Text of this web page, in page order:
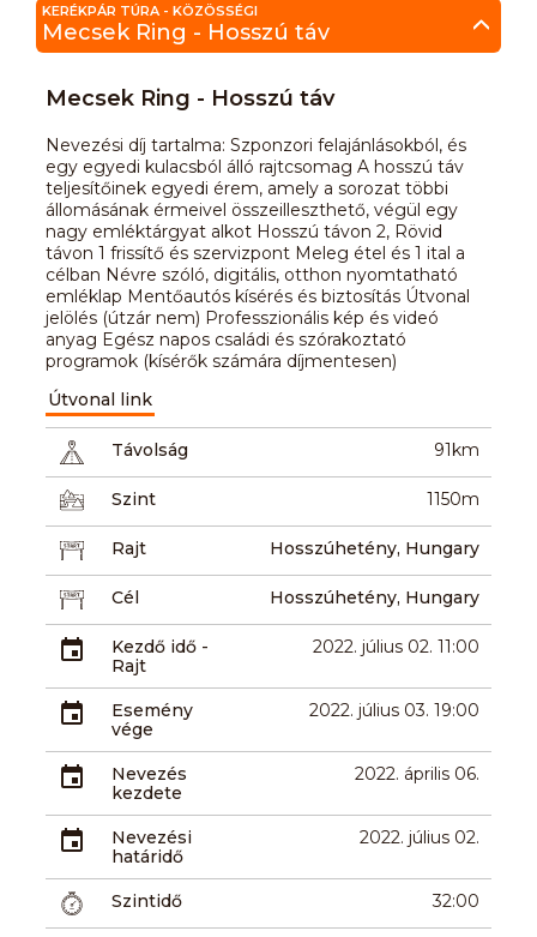
KERÉKPÁR TÚRA - KÖZÖSSÉGI
Mecsek Ring - Hosszú táv
Mecsek Ring - Hosszú táv
Nevezési díj tartalma: Szponzori felajánlásokból, és
egy egyedi kulacsból álló rajtcsomag A hosszú táv
teljesítőinek egyedi érem, amely a sorozat többi
állomásának érmeivel összeilleszthető, végül egy
nagy emléktárgyat alkot Hosszú távon 2, Rövid
távon 1 frissítő és szervizpont Meleg étel és 1 ital a
célban Névre szóló, digitális, otthon nyomtatható
emléklap Mentőautós kísérés és biztosítás Útvonal
jelölés (útzár nem) Professzionális kép és videó
anyag Egész napos családi és szórakoztató
programok (kísérők számára díjmentesen)
Útvonal link
Távolság 91km
Szint 1150m
Rajt Hosszúhetény, Hungary
Cél Hosszúhetény, Hungary
Kezdő idő -
Rajt
2022. július 02. 11:00
Esemény
vége
2022. július 03. 19:00
Nevezés
kezdete
2022. április 06.
Nevezési
határidő
2022. július 02.
Szintidő 32:00